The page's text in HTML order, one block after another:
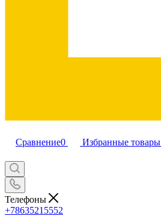
Сравнение0 Избранные товары
Телефоны
+78635215552